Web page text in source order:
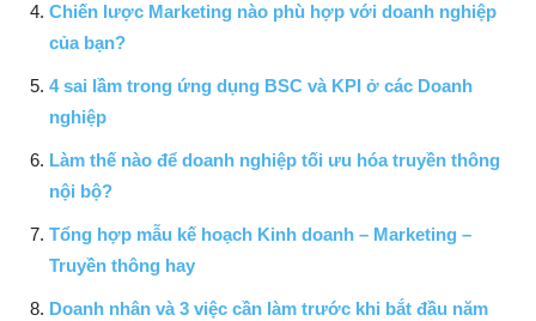
Chiến lược Marketing nào phù hợp với doanh nghiệp
của bạn?
4 sai lầm trong ứng dụng BSC và KPI ở các Doanh
nghiệp
Làm thế nào để doanh nghiệp tối ưu hóa truyền thông
nội bộ?
Tổng hợp mẫu kế hoạch Kinh doanh – Marketing –
Truyền thông hay
Doanh nhân và 3 việc cần làm trước khi bắt đầu năm